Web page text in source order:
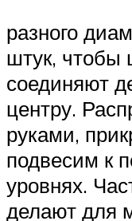
разного
штук, чтобы
соединяют
центру.
руками,
подвесим к
уровнях.
делают для